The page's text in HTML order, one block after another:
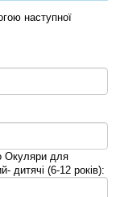
наступної
Окуляри для
дитячі (6-12 років):